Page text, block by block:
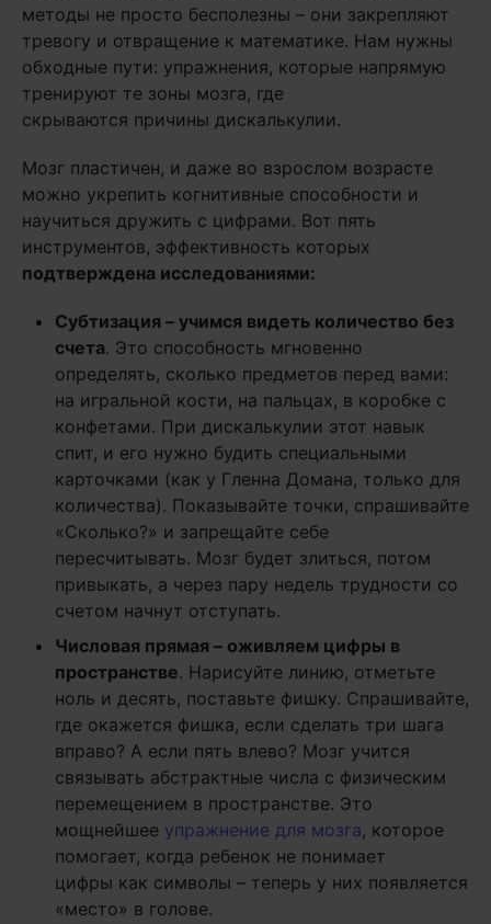
методы не просто бесполезны – они закрепляют
тревогу и отвращение к математике. Нам нужны
обходные пути: упражнения, которые напрямую
тренируют те зоны мозга, где
скрываются причины дискалькулии.
Мозг пластичен, и даже во взрослом возрасте
можно укрепить когнитивные способности и
научиться дружить с цифрами. Вот пять
инструментов, эффективность которых
подтверждена исследованиями:
Субтизация – учимся видеть количество без
счета. Это способность мгновенно
определять, сколько предметов перед вами:
на игральной кости, на пальцах, в коробке с
конфетами. При дискалькулии этот навык
спит, и его нужно будить специальными
карточками (как у Гленна Домана, только для
количества). Показывайте точки, спрашивайте
«Сколько?» и запрещайте себе
пересчитывать. Мозг будет злиться, потом
привыкать, а через пару недель трудности со
счетом начнут отступать.
Числовая прямая – оживляем цифры в
пространстве. Нарисуйте линию, отметьте
ноль и десять, поставьте фишку. Спрашивайте,
где окажется фишка, если сделать три шага
вправо? А если пять влево? Мозг учится
связывать абстрактные числа с физическим
перемещением в пространстве. Это
мощнейшее упражнение для мозга, которое
помогает, когда ребенок не понимает
цифры как символы – теперь у них появляется
«место» в голове.